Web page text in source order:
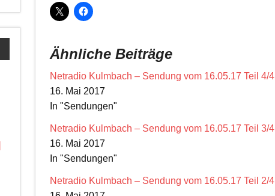
Ähnliche Beiträge
Netradio Kulmbach – Sendung vom 16.05.17 Teil 4/4
16. Mai 2017
In "Sendungen"
Netradio Kulmbach – Sendung vom 16.05.17 Teil 3/4
16. Mai 2017
In "Sendungen"
Netradio Kulmbach – Sendung vom 16.05.17 Teil 2/4